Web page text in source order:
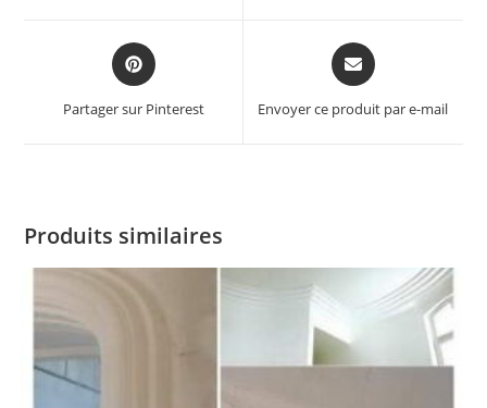
Partager sur Pinterest Envoyer ce produit par e-mail
Produits similaires